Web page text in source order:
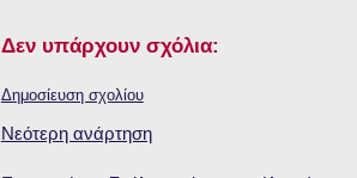
Δεν υπάρχουν σχόλια:
Δημοσίευση σχολίου
Νεότερη ανάρτηση